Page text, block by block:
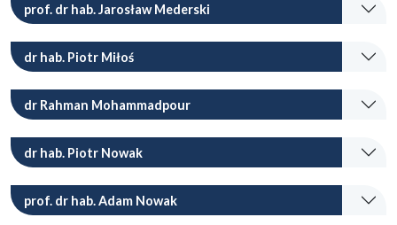
prof. dr hab. Jarosław Mederski
dr hab. Piotr Miłoś
dr Rahman Mohammadpour
dr hab. Piotr Nowak
prof. dr hab. Adam Nowak